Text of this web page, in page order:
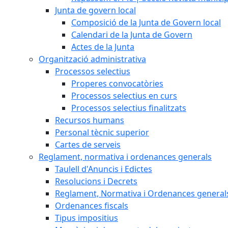
Junta de govern local
Composició de la Junta de Govern local
Calendari de la Junta de Govern
Actes de la Junta
Organització administrativa
Processos selectius
Properes convocatòries
Processos selectius en curs
Processos selectius finalitzats
Recursos humans
Personal tècnic superior
Cartes de serveis
Reglament, normativa i ordenances generals
Taulell d'Anuncis i Edictes
Resolucions i Decrets
Reglament, Normativa i Ordenances
Ordenances fiscals
Tipus impositius